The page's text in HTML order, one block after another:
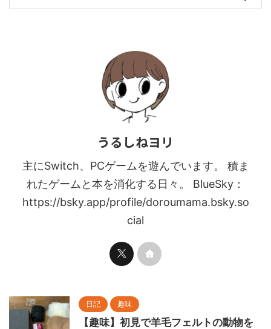
うるしねヨリ
主にSwitch、PCゲームを遊んでいます。 積ま
れたゲームと本を消化する日々。 BlueSky：
https://bsky.app/profile/doroumama.bsky.so
cial
日記 趣味
【趣味】初見で羊毛フェルトの動物を